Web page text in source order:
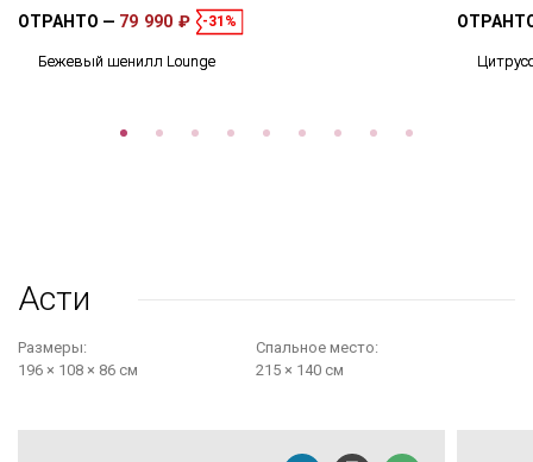
ОТРАНТО 79 990 ₽ -31%
Бежевый шенилл Lounge
Асти
Размеры:
196 × 108 × 86 см
Cпальное место:
215 × 140 см